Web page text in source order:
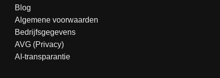
Blog
Algemene voorwaarden
Bedrijfsgegevens
AVG (Privacy)
AI-transparantie